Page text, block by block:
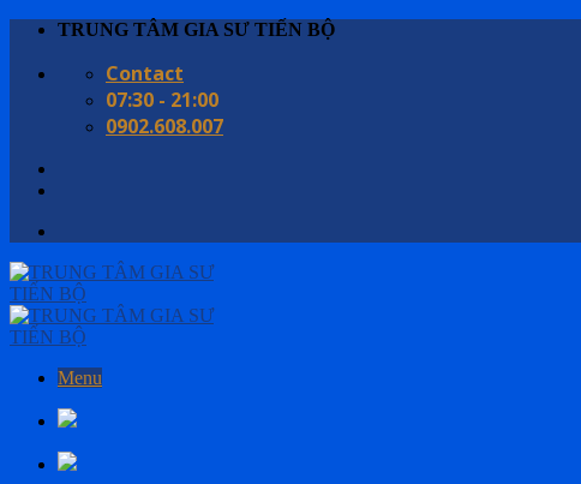
Skip
content
TRUNG TÂM GIA SƯ TIẾN BỘ
Contact
07:30 - 21:00
0902.608.007
Menu